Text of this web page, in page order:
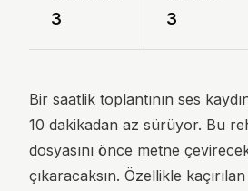
3 3
Bir saatlik toplantının ses
10 dakikadan az sürüyor. Bu
dosyasını önce metne
çıkaracaksın. Özellikle